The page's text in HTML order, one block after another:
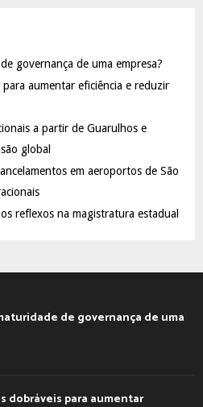
R
governança de uma empresa?
aumentar eficiência e reduzir
a partir de Guarulhos e
global
em aeroportos de São
reflexos na magistratura estadual
de governança de uma
dobráveis para aumentar